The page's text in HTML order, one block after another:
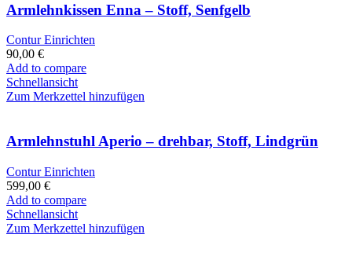
Armlehnkissen Enna – Stoff, Senfgelb
Contur Einrichten
90,00 €
Add to compare
Schnellansicht
Zum Merkzettel hinzufügen
Armlehnstuhl Aperio – drehbar, Stoff, Lindgrün
Contur Einrichten
599,00 €
Add to compare
Schnellansicht
Zum Merkzettel hinzufügen